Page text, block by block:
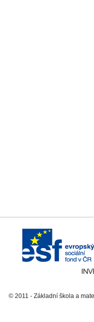
© 2011 - Základní škola a